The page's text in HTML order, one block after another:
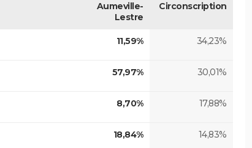
Aumeville-
Lestre
Circonscription
11,59% 34,23%
57,97% 30,01%
8,70% 17,88%
18,84% 14,83%